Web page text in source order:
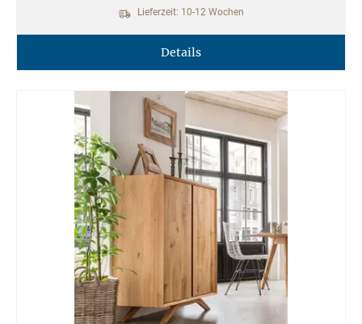
Lieferzeit: 10-12 Wochen
Details